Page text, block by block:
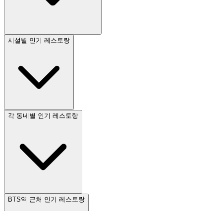
시설별 인기 레스토랑
각 동네별 인기 레스토랑
BTS역 근처 인기 레스토랑